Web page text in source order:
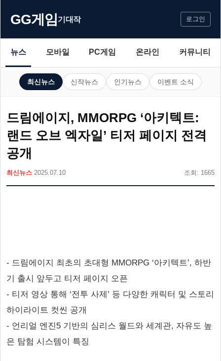
GG게임기대작 로그인
뉴스 모바일 PC게임 온라인 커뮤니티
최신뉴스 신작뉴스 인기뉴스 이벤트 소식
드림에이지, MMORPG ‘아키텍트:
랜드 오브 엑자일’ 티저 페이지 전격
공개
최신뉴스 2025.07.10 조회: 1665
- 드림에이지 최초의 초대형 MMORPG ‘아키텍트’, 하반
기 출시 앞두고 티저 페이지 오픈
- 티저 영상 통해 ‘전투 사제’ 등 다양한 캐릭터 및 스토리
하이라이트 컷씬 공개
- 언리얼 엔진5 기반의 심리스 월드와 세계관, 자유도 높
은 탐험 시스템이 특징